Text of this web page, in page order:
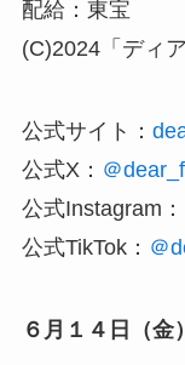
配給：東宝
(C)2024「ディ
公式サイト：
公式X： ＠
公式Instagram：
公式TikTok： ＠
６月１４日（金